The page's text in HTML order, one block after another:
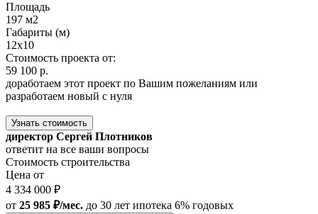
Площадь
197 м2
Габариты (м)
12x10
Стоимость проекта от:
59 100 р.
доработаем этот проект по Вашим пожеланиям или
разработаем новый с нуля
Узнать стоимость
директор Сергей Плотников
ответит на все ваши вопросы
Стоимость строительства
Цена от
4 334 000 ₽
от 25 985 ₽/мес. до 30 лет ипотека 6% годовых